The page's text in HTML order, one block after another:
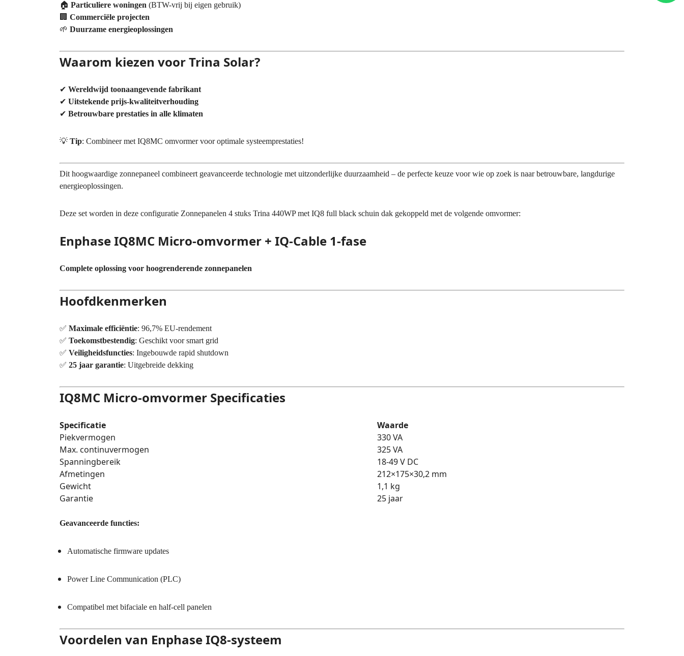
🏠 Particuliere woningen (BTW-vrij bij eigen gebruik)
🏢 Commerciële projecten
🌱 Duurzame energieoplossingen
Waarom kiezen voor Trina Solar?
✔ Wereldwijd toonaangevende fabrikant
✔ Uitstekende prijs-kwaliteitverhouding
✔ Betrouwbare prestaties in alle klimaten
💡 Tip: Combineer met IQ8MC omvormer voor optimale systeemprestaties!
Dit hoogwaardige zonnepaneel combineert geavanceerde technologie met uitzonderlijke duurzaamheid – de perfecte keuze voor wie op zoek is naar betrouwbare, langdurige
energieoplossingen.
Deze set worden in deze configuratie Zonnepanelen 4 stuks Trina 440WP met IQ8 full black schuin dak gekoppeld met de volgende omvormer:
Enphase IQ8MC Micro-omvormer + IQ-Cable 1-fase
Complete oplossing voor hoogrenderende zonnepanelen
Hoofdkenmerken
✅ Maximale efficiëntie: 96,7% EU-rendement
✅ Toekomstbestendig: Geschikt voor smart grid
✅ Veiligheidsfuncties: Ingebouwde rapid shutdown
✅ 25 jaar garantie: Uitgebreide dekking
IQ8MC Micro-omvormer Specificaties
Specificatie
Waarde
Piekvermogen
330 VA
Max. continuvermogen
325 VA
Spanningbereik
18-49 V DC
Afmetingen
212×175×30,2 mm
Gewicht
1,1 kg
Garantie
25 jaar
Geavanceerde functies:
Automatische firmware updates
Power Line Communication (PLC)
Compatibel met bifaciale en half-cell panelen
Voordelen van Enphase IQ8-systeem